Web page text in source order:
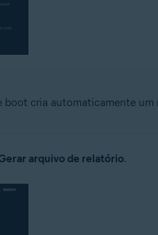
boot cria automaticamente
arquivo de relatório.